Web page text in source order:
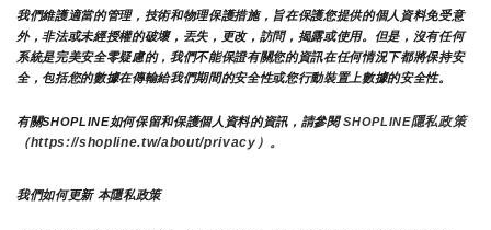
我們維護適當的管理，技術和物理保護措施，旨在保護您提供的個人資料免受意
外，非法或未經授權的破壞，丟失，更改，訪問，揭露或使用。但是，沒有任何
系統是完美安全零疑慮的，我們不能保證有關您的資訊在任何情況下都將保持安
全，包括您的數據在傳輸給我們期間的安全性或您行動裝置上數據的安全性。
有關SHOPLINE如何保留和保護個人資料的資訊，請參閱 SHOPLINE隱私政策
（https://shopline.tw/about/privacy）。
我們如何更新 本隱私政策